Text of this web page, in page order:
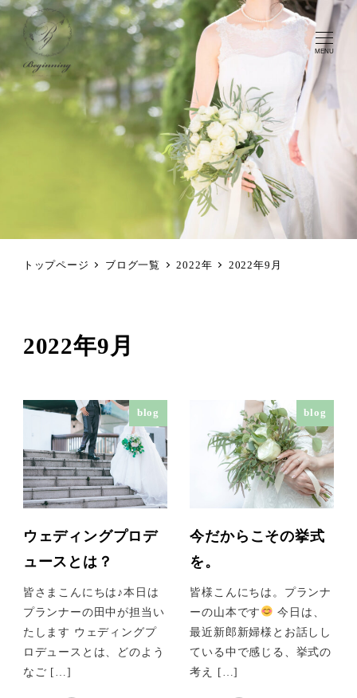
MENU
トップページ ブログ一覧 2022年 2022年9月
2022年9月
blog
ウェディングプロデ
ュースとは？
皆さまこんにちは♪本日は
プランナーの田中が担当い
たします ウェディングプ
ロデュースとは、どのよう
なご […]
blog
今だからこその挙式
を。
皆様こんにちは。プランナ
ーの山本です
今日は、
最近新郎新婦様とお話しし
ている中で感じる、挙式の
考え […]